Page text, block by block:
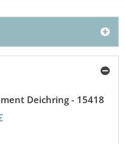
Deichring - 15418